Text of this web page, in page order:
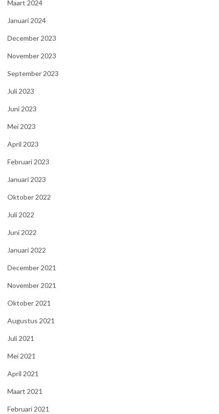
Maart 2024
Januari 2024
December 2023
November 2023
September 2023
Juli 2023
Juni 2023
Mei 2023
April 2023
Februari 2023
Januari 2023
Oktober 2022
Juli 2022
Juni 2022
Januari 2022
December 2021
November 2021
Oktober 2021
Augustus 2021
Juli 2021
Mei 2021
April 2021
Maart 2021
Februari 2021